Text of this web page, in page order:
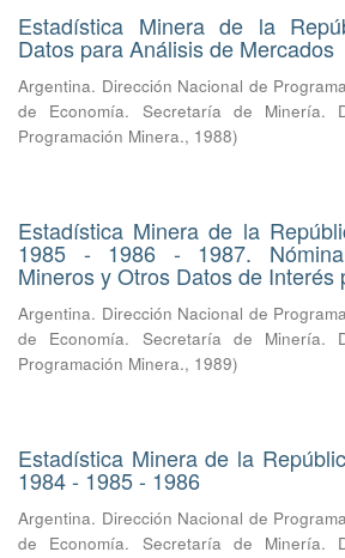
Estadística Minera de la
Datos para Análisis de Mercados
Argentina. Dirección Nacional de
de Economía. Secretaría de Minería.
Programación Minera., 1988)
Estadística Minera de la
1985 - 1986 - 1987.
Mineros y Otros Datos de Interés
Argentina. Dirección Nacional de
de Economía. Secretaría de Minería.
Programación Minera., 1989)
Estadística Minera de la
1984 - 1985 - 1986
Argentina. Dirección Nacional de
de Economía. Secretaría de Minería.